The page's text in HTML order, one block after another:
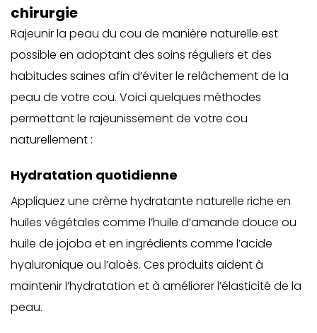
chirurgie
Rajeunir la peau du cou de manière naturelle est
possible en adoptant des soins réguliers et des
habitudes saines afin d’éviter le relâchement de la
peau de votre cou. Voici quelques méthodes
permettant le rajeunissement de votre cou
naturellement :
Hydratation quotidienne
Appliquez une crème hydratante naturelle riche en
huiles végétales comme l’huile d’amande douce ou
huile de jojoba et en ingrédients comme l’acide
hyaluronique ou l’aloès. Ces produits aident à
maintenir l’hydratation et à améliorer l’élasticité de la
peau.